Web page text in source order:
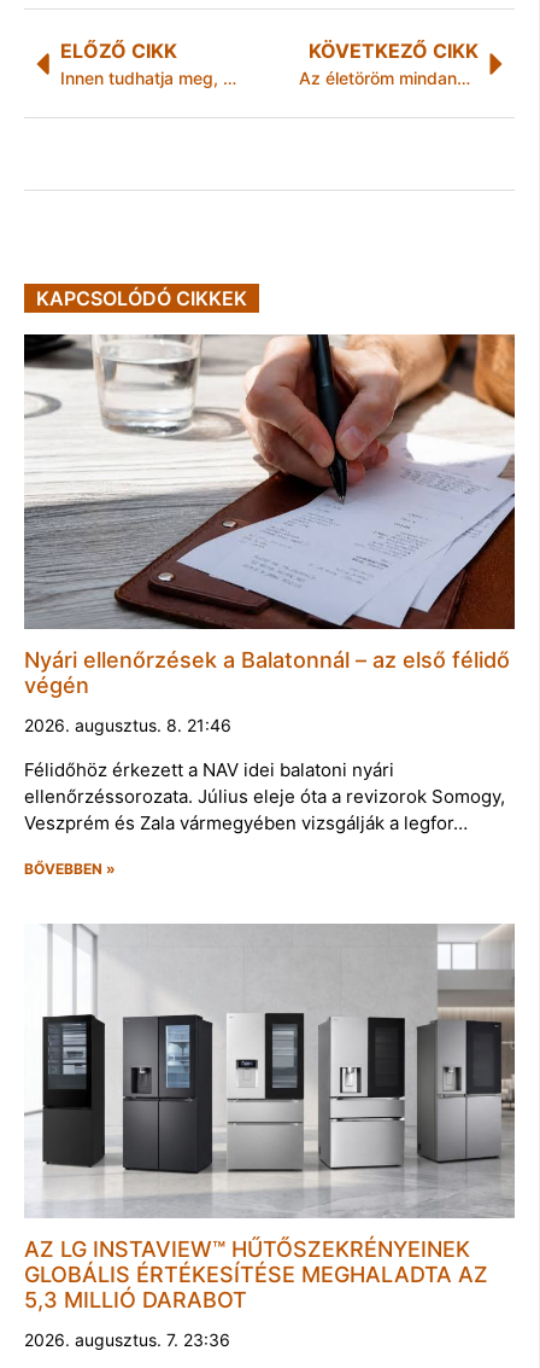
ELŐZŐ CIKK
Innen tudhatja meg, mennyi gépjárműadót kell fizetnie
KÖVETKEZŐ CIKK
Az életöröm mindannyiunké: különleges kiállítást láthatunk márciusban
KAPCSOLÓDÓ CIKKEK
Nyári ellenőrzések a Balatonnál – az első félidő
végén
2026. augusztus. 8. 21:46
Félidőhöz érkezett a NAV idei balatoni nyári
ellenőrzéssorozata. Július eleje óta a revizorok Somogy,
Veszprém és Zala vármegyében vizsgálják a legfor…
BŐVEBBEN »
AZ LG INSTAVIEW™ HŰTŐSZEKRÉNYEINEK
GLOBÁLIS ÉRTÉKESÍTÉSE MEGHALADTA AZ
5,3 MILLIÓ DARABOT
2026. augusztus. 7. 23:36